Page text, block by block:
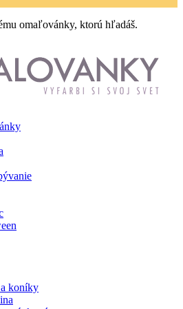
omaľovánky, ktorú hľadáš.
koníky